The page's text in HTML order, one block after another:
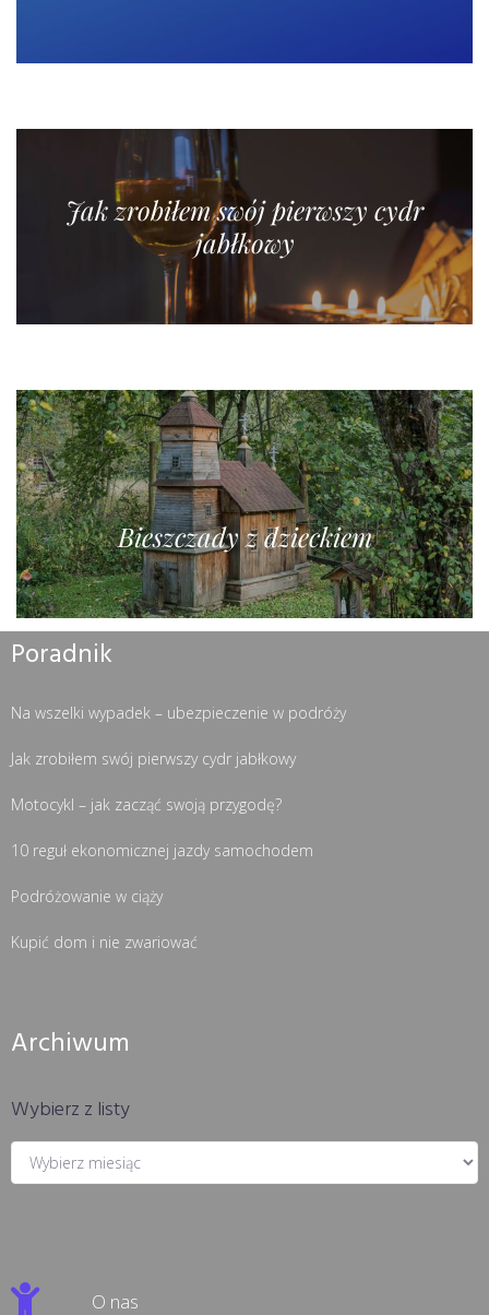
Jak zrobiłem swój pierwszy cydr
jabłkowy
Bieszczady z dzieckiem
Poradnik
Na wszelki wypadek – ubezpieczenie w podróży
Jak zrobiłem swój pierwszy cydr jabłkowy
Motocykl – jak zacząć swoją przygodę?
10 reguł ekonomicznej jazdy samochodem
Podróżowanie w ciąży
Kupić dom i nie zwariować
Archiwum
Wybierz z listy
O nas